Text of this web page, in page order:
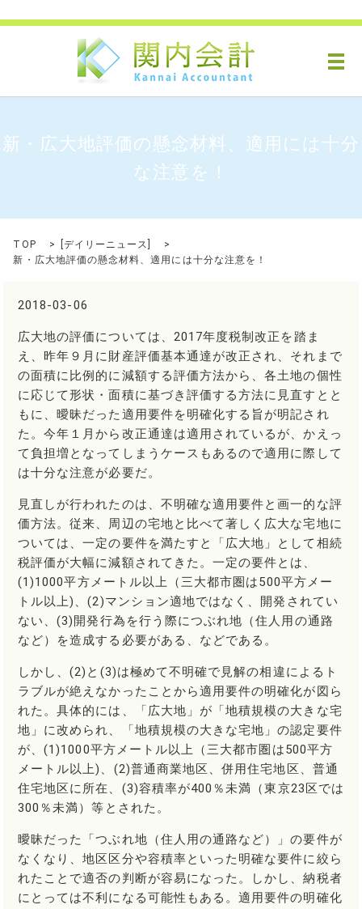
メ
新・広大地評価の懸念材料、適用には十分
な注意を！
TOP デイリーニュース
新・広大地評価の懸念材料、適用には十分な注意を！
2018-03-06
広大地の評価については、2017年度税制改正を踏ま
え、昨年９月に財産評価基本通達が改正され、それまで
の面積に比例的に減額する評価方法から、各土地の個性
に応じて形状・面積に基づき評価する方法に見直すとと
もに、曖昧だった適用要件を明確化する旨が明記され
た。今年１月から改正通達は適用されているが、かえっ
て負担増となってしまうケースもあるので適用に際して
は十分な注意が必要だ。
見直しが行われたのは、不明確な適用要件と画一的な評
価方法。従来、周辺の宅地と比べて著しく広大な宅地に
ついては、一定の要件を満たすと「広大地」として相続
税評価が大幅に減額されてきた。一定の要件とは、
(1)1000平方メートル以上（三大都市圏は500平方メー
トル以上)、(2)マンション適地ではなく、開発されてい
ない、(3)開発行為を行う際につぶれ地（住人用の通路
など）を造成する必要がある、などである。
しかし、(2)と(3)は極めて不明確で見解の相違によるト
ラブルが絶えなかったことから適用要件の明確化が図ら
れた。具体的には、「広大地」が「地積規模の大きな宅
地」に改められ、「地積規模の大きな宅地」の認定要件
が、(1)1000平方メートル以上（三大都市圏は500平方
メートル以上)、(2)普通商業地区、併用住宅地区、普通
住宅地区に所在、(3)容積率が400％未満（東京23区では
300％未満）等とされた。
曖昧だった「つぶれ地（住人用の通路など）」の要件が
なくなり、地区区分や容積率といった明確な要件に絞ら
れたことで適否の判断が容易になった。しかし、納税者
にとっては不利になる可能性もある。適用要件の明確化